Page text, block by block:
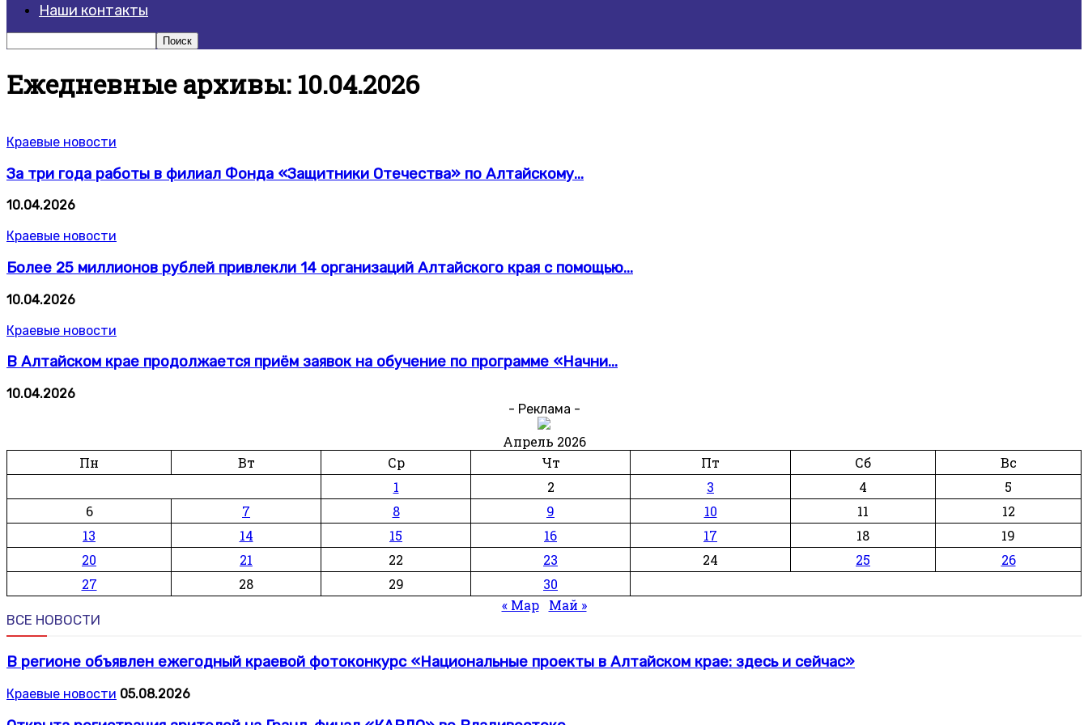
Наши контакты
Ежедневные архивы: 10.04.2026
Краевые новости
За три года работы в филиал Фонда «Защитники Отечества» по Алтайскому...
10.04.2026
Краевые новости
Более 25 миллионов рублей привлекли 14 организаций Алтайского края с помощью...
10.04.2026
Краевые новости
В Алтайском крае продолжается приём заявок на обучение по программе «Начни...
10.04.2026
- Реклама -
Апрель 2026
Пн
Вт Ср Чт Пт Сб
Вс
1
2 3 4
5
6
7 8 9 10 11
12
13
14 15 16 17 18
19
20
21 22 23 24 25
26
27
28 29
30
« Мар
Май »
ВСЕ НОВОСТИ
В регионе объявлен ежегодный краевой фотоконкурс «Национальные проекты в Алтайском крае: здесь и сейчас»
Краевые новости 05.08.2026